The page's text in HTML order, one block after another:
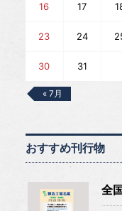
16 17
23 24
30 31
« 7月
おすすめ刊行物
全